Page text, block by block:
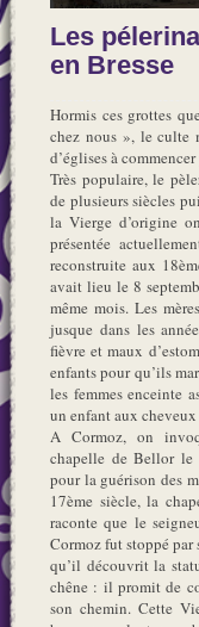
Les
en Bresse
Hormis ces grottes
chez nous », le culte
d’églises à
Très populaire, le
de plusieurs siècles
la Vierge d’origine
présentée
reconstruite aux
avait lieu le 8
même mois. Les
jusque dans les
fièvre et maux
enfants pour qu’ils
les femmes enceinte
un enfant aux cheveux
A Cormoz, on
chapelle de Bellor le
pour la guérison des
17ème siècle, la
raconte que le
Cormoz fut stoppé par
qu’il découvrit la
chêne : il promit de
son chemin. Cette